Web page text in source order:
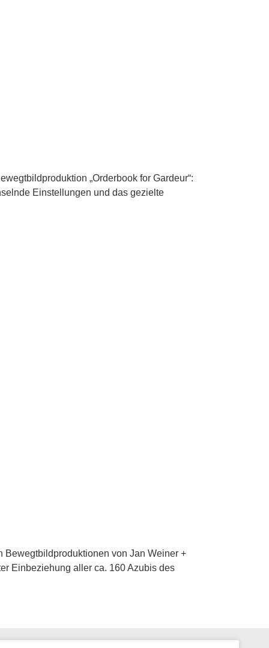
„Orderbook for Gardeur“:
Einstellungen und das gezielte
von Jan Weiner +
Einbeziehung aller ca. 160 Azubis des